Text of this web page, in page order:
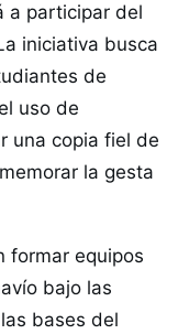
a participar del
iniciativa busca
de
uso de
una copia fiel de
la gesta
formar equipos
bajo las
bases del